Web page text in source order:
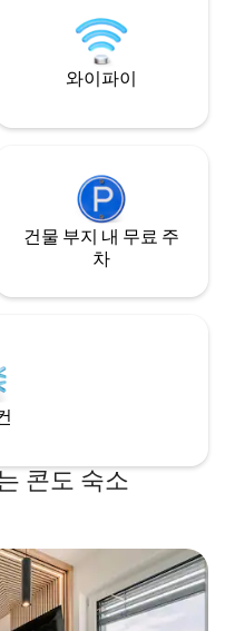
와이파이
건물 부지 내 무료 주
차
콘도 숙소